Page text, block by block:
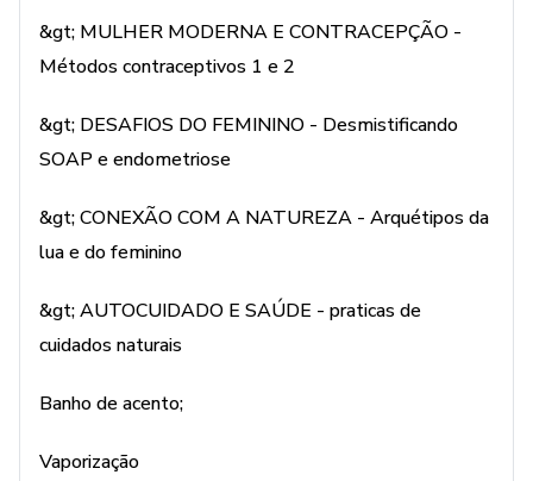
“Este produto não substitui o parecer profissional. Sempre
relativos à saúde.”
&gt; MULHER MODERNA E CONTRACEPÇÃO -
Métodos contraceptivos 1 e 2
&gt; DESAFIOS DO FEMININO - Desmistificando
SOAP e endometriose
&gt; CONEXÃO COM A NATUREZA - Arquétipos da
lua e do feminino
&gt; AUTOCUIDADO E SAÚDE - praticas de
cuidados naturais
Banho de acento;
Vaporização